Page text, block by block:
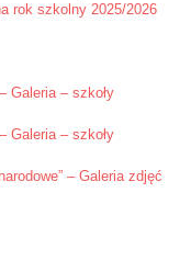
rok szkolny 2025/2026
Galeria – szkoły
Galeria – szkoły
– Galeria zdjęć